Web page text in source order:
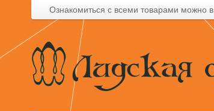
Ознакомиться с всеми товарами можно в